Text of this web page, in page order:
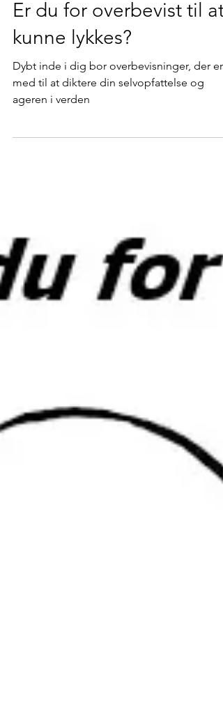
3. nov. 2023
3 min læsning
Er du for overbevist til at
kunne lykkes?
Dybt inde i dig bor overbevisninger, der er